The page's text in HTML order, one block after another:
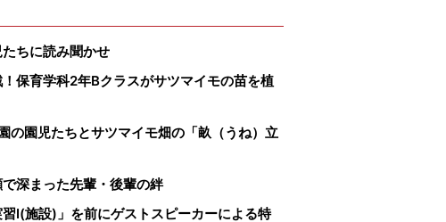
たちに読み聞かせ
！保育学科2年Bクラスがサツマイモの苗を植
の園児たちとサツマイモ畑の「畝（うね）立
で深まった先輩・後輩の絆
Ⅰ(施設)」を前にゲストスピーカーによる特